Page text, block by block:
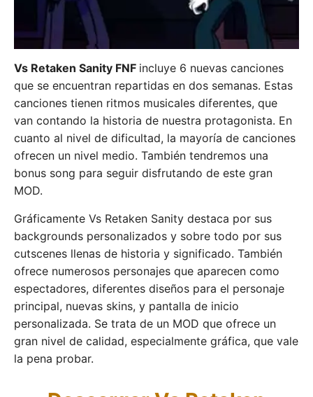
Vs Retaken Sanity FNF incluye 6 nuevas canciones
que se encuentran repartidas en dos semanas. Estas
canciones tienen ritmos musicales diferentes, que
van contando la historia de nuestra protagonista. En
cuanto al nivel de dificultad, la mayoría de canciones
ofrecen un nivel medio. También tendremos una
bonus song para seguir disfrutando de este gran
MOD.
Gráficamente Vs Retaken Sanity destaca por sus
backgrounds personalizados y sobre todo por sus
cutscenes llenas de historia y significado. También
ofrece numerosos personajes que aparecen como
espectadores, diferentes diseños para el personaje
principal, nuevas skins, y pantalla de inicio
personalizada. Se trata de un MOD que ofrece un
gran nivel de calidad, especialmente gráfica, que vale
la pena probar.